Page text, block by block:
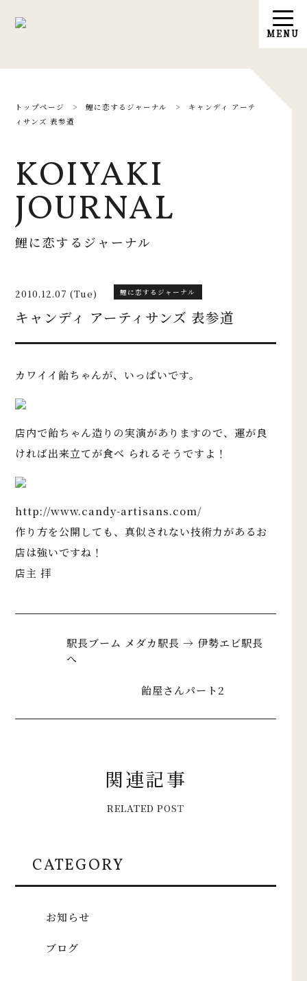
トップページ >鯉に恋するジャーナル > キャンディ アーテ
ィサンズ 表参道
KOIYAKI
JOURNAL
鯉に恋するジャーナル
2010.12.07 (Tue) 鯉に恋するジャーナル
キャンディ アーティサンズ 表参道
カワイイ飴ちゃんが、いっぱいです。
店内で飴ちゃん造りの実演がありますので、運が良
ければ出来立てが食べ られるそうですよ！
http://www.candy-artisans.com/
作り方を公開しても、真似されない技術力があるお
店は強いですね！
店主 拝
駅長ブーム メダカ駅長 → 伊勢エビ駅長
へ
飴屋さんパート2
関連記事
RELATED POST
CATEGORY
お知らせ
ブログ